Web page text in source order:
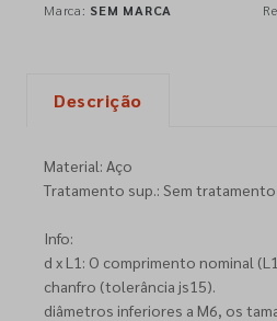
Marca: SEM MARCA
Descrição
Material: Aço
Tratamento sup.: Sem
Info:
d x L1: O comprimento nominal
chanfro (tolerância js15).
diâmetros inferiores a M6, os